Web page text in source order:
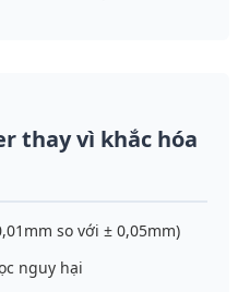
thay vì khắc hóa
so với ± 0,05mm)
nguy hại